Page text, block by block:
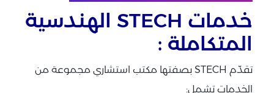
خدمات STECH الهندسية
المتكاملة :
تقدّم STECH بصفتها مكتب استشاري مجموعة من
الخدمات تشمل: